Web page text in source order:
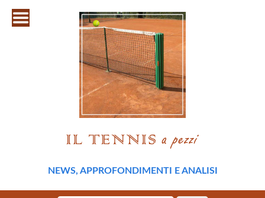
NEWS, APPROFONDIMENTI E ANALISI